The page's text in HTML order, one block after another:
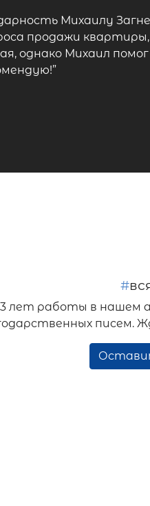
Михаилу
продажи
однако Михаил
#
лет работы в нашем
писем.